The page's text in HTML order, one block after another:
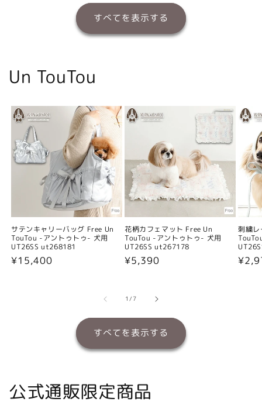
すべてを表示する
Un TouTou
サテンキャリーバッグ Free Un
TouTou -アントゥトゥ- 犬用
UT26SS ut268181
通
¥15,400
花柄カフェマット Free Un
TouTou -アントゥトゥ- 犬用
UT26SS ut267178
通
格
¥5,390
刺繍
通
1/の
7
すべてを表示する
公式通販限定商品